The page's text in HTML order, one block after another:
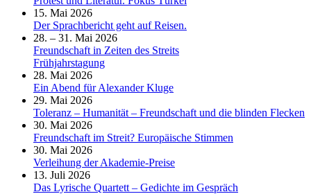
15. Mai 2026
Der Sprachbericht geht auf Reisen.
28. – 31. Mai 2026
Freundschaft in Zeiten des Streits
Frühjahrstagung
28. Mai 2026
Ein Abend für Alexander Kluge
29. Mai 2026
Toleranz – Humanität – Freundschaft und die blinden Flecken
30. Mai 2026
Freundschaft im Streit? Europäische Stimmen
30. Mai 2026
Verleihung der Akademie-Preise
13. Juli 2026
Das Lyrische Quartett – Gedichte im Gespräch